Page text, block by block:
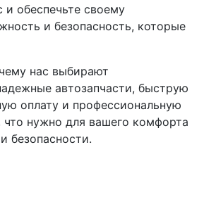
и обеспечьте своему
и безопасность, которые
нас выбирают
автозапчасти, быструю
оплату и профессиональную
что нужно для вашего комфорта
и безопасности.